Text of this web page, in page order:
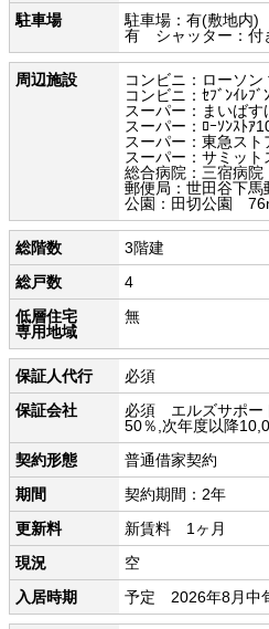
駐車場
駐車場：有(敷地
有 シャッター：付
周辺施設
コンビニ：ローソ
コンビニ：ｾﾌﾞﾝｲﾚ
スーパー：まいば
スーパー：ﾛｰｿﾝｽﾄ
スーパー：東急ス
スーパー：サミッ
総合病院：三宿病
郵便局：世田谷下
公園：田切公園
総階数
3階建
総戸数
4
低層住宅
専用地域
無
保証人代行
必須
保証会社
必須 エルズサポー
50％,次年度以降
契約形態
普通借家契約
期間
契約期間：2年
更新料
新賃料 1ヶ月
現況
空
入居時期
予定 2026年8月中